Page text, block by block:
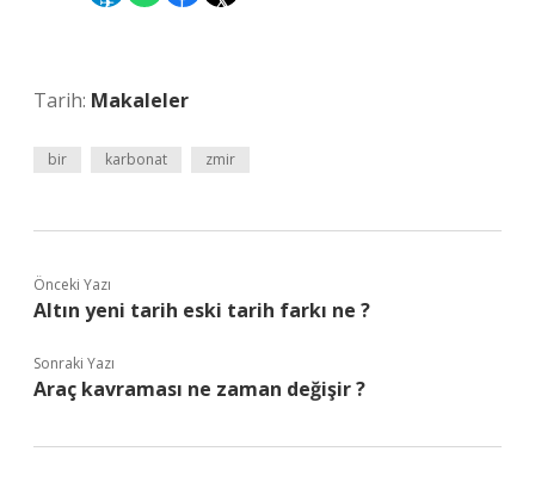
Tarih: Makaleler
bir karbonat zmir
Önceki Yazı
Altın yeni tarih eski tarih farkı ne ?
Sonraki Yazı
Araç kavraması ne zaman değişir ?